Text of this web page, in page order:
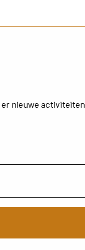
er nieuwe activiteiten